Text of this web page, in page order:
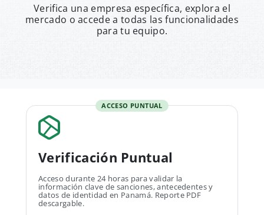
Verifica una empresa específica, explora el
mercado o accede a todas las funcionalidades
para tu equipo.
ACCESO PUNTUAL
Verificación Puntual
Acceso durante 24 horas para validar la
información clave de sanciones, antecedentes y
datos de identidad en Panamá. Reporte PDF
descargable.